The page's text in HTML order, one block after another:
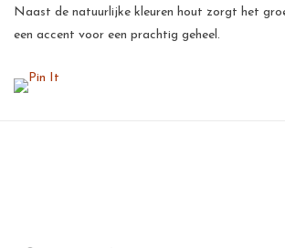
Naast de natuurlijke kleuren hout zorgt het
een accent voor een prachtig geheel.